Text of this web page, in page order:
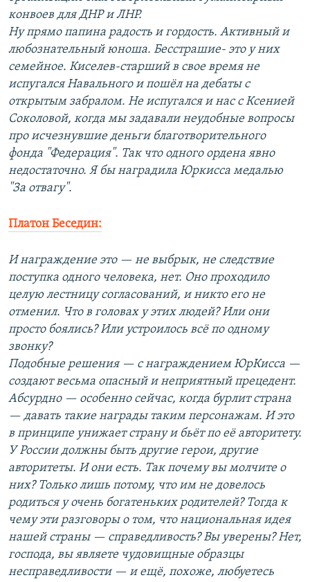
конвоев для ДНР и ЛНР.
Ну прямо папина радость и гордость. Активный и
любознательный юноша. Бесстрашие- это у них
семейное. Киселев-старший в свое время не
испугался Навального и пошёл на дебаты с
открытым забралом. Не испугался и нас с Ксенией
Соколовой, когда мы задавали неудобные вопросы
про исчезнувшие деньги благотворительного
фонда "Федерация". Так что одного ордена явно
недостаточно. Я бы наградила Юркисса медалью
"За отвагу".
Платон Беседин:
И награждение это — не выбрык, не следствие
поступка одного человека, нет. Оно проходило
целую лестницу согласований, и никто его не
отменил. Что в головах у этих людей? Или они
просто боялись? Или устроилось всё по одному
звонку?
Подобные решения — с награждением ЮрКисса —
создают весьма опасный и неприятный прецедент.
Абсурдно — особенно сейчас, когда бурлит страна
— давать такие награды таким персонажам. И это
в принципе унижает страну и бьёт по её авторитету.
У России должны быть другие герои, другие
авторитеты. И они есть. Так почему вы молчите о
них? Только лишь потому, что им не довелось
родиться у очень богатеньких родителей? Тогда к
чему эти разговоры о том, что национальная идея
нашей страны — справедливость? Вы уверены? Нет,
господа, вы являете чудовищные образцы
несправедливости — и ещё, похоже, любуетесь